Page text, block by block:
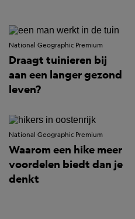
National Geographic Premium
Draagt tuinieren bij
aan een langer gezond
leven?
National Geographic Premium
Waarom een hike meer
voordelen biedt dan je
denkt